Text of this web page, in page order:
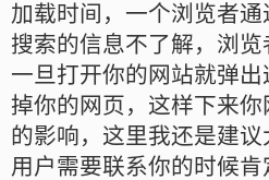
加载时间，一个浏览者
搜索的信息不了解，浏
一旦打开你的网站就弹
掉你的网页，这样下来
的影响，这里我还是建
用户需要联系你的时候肯